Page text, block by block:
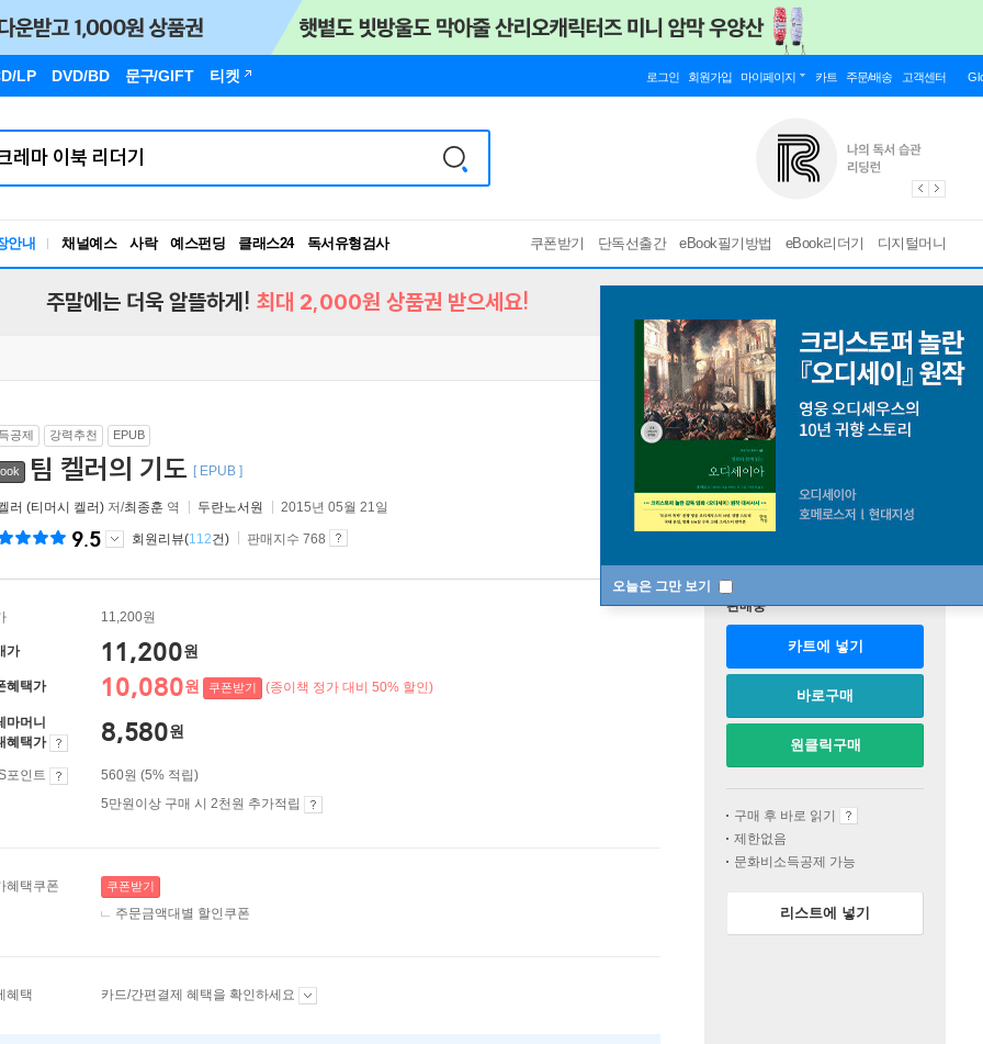
LP DVD/BD 문구/GIFT 티켓 로그인 회원가입 마이페이지 카트 주문/배송 고객센터
안내 채널예스 사락 예스펀딩 클래스24
독서유형검사
RBTI Lab
쿠폰받기 단독선출간 eBook필기방법 eBook리더기 디지털머니
오늘은 그만 보기
주말에는 더욱 알뜰하게! 최대 2,000원 상품권 받으세요!
공제 강력추천 EPUB
팀 켈러의 기도 [ EPUB ]
러 (티머시 켈러) 저/최종훈 역 두란노서원 2015년 05월 21일
9.5 회원리뷰(112건) 판매지수 768
11,200원
가 11,200원
혜택가 10,080원 쿠폰받기 (종이책 정가 대비 50% 할인)
마머니
혜택가
8,580원
포인트
560원 (5% 적립)
5만원이상 구매 시 2천원 추가적립
혜택쿠폰 쿠폰받기
주문금액대별 할인쿠폰
혜택 카드/간편결제 혜택을 확인하세요
판매중
카트에 넣기
바로구매
원클릭구매
구매 후 바로 읽기
제한없음
문화비소득공제 가능
리스트에 넣기